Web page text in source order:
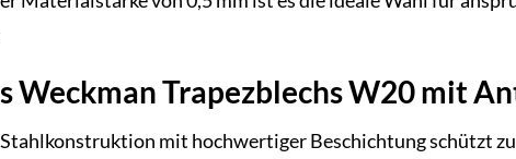
Weckman Trapezblechs W20 mit
mit hochwertiger Beschichtung schützt